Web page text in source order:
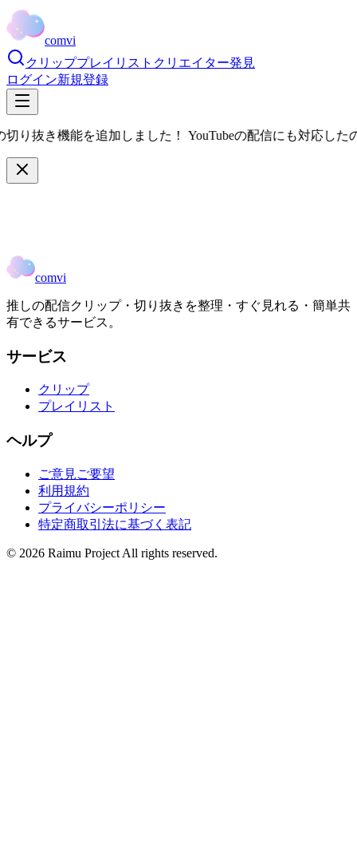
comvi
クリッププレイリスト クリエイター発見
ログイン新規登録
抜き機能を追加しました！ YouTubeの配信にも対応したの
comvi
推しの配信クリップ・切り抜きを整理・すぐ見れる・簡単共
有できるサービス。
サービス
クリップ
プレイリスト
ヘルプ
ご意見ご要望
利用規約
プライバシーポリシー
特定商取引法に基づく表記
© 2026 Raimu Project All rights reserved.